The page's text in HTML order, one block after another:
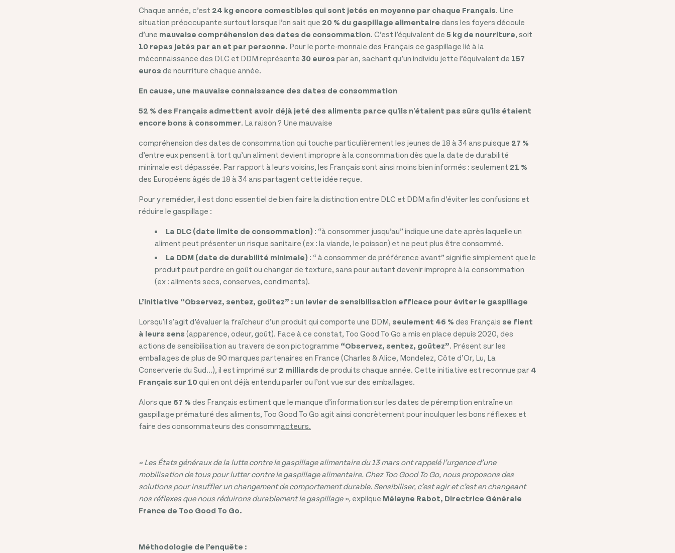
Chaque année, c’est 24 kg encore comestibles qui sont jetés en moyenne par chaque Français. Une
situation préoccupante surtout lorsque l’on sait que 20 % du gaspillage alimentaire dans les foyers découle
d’une mauvaise compréhension des dates de consommation. C’est l’équivalent de 5 kg de nourriture, soit
10 repas jetés par an et par personne. Pour le porte-monnaie des Français ce gaspillage lié à la
méconnaissance des DLC et DDM représente 30 euros par an, sachant qu’un individu jette l’équivalent de 157
euros de nourriture chaque année.
En cause, une mauvaise connaissance des dates de consommation
52 % des Français admettent avoir déjà jeté des aliments parce qu'ils n'étaient pas sûrs qu'ils étaient
encore bons à consommer. La raison ? Une mauvaise
compréhension des dates de consommation qui touche particulièrement les jeunes de 18 à 34 ans puisque 27 %
d’entre eux pensent à tort qu’un aliment devient impropre à la consommation dès que la date de durabilité
minimale est dépassée. Par rapport à leurs voisins, les Français sont ainsi moins bien informés : seulement 21 %
des Européens âgés de 18 à 34 ans partagent cette idée reçue.
Pour y remédier, il est donc essentiel de bien faire la distinction entre DLC et DDM afin d’éviter les confusions et
réduire le gaspillage :
La DLC (date limite de consommation) : “à consommer jusqu’au” indique une date après laquelle un
aliment peut présenter un risque sanitaire (ex : la viande, le poisson) et ne peut plus être consommé.
La DDM (date de durabilité minimale) : “ à consommer de préférence avant” signifie simplement que le
produit peut perdre en goût ou changer de texture, sans pour autant devenir impropre à la consommation
(ex : aliments secs, conserves, condiments).
L’initiative “Observez, sentez, goûtez” : un levier de sensibilisation efficace pour éviter le gaspillage
Lorsqu'il s'agit d’évaluer la fraîcheur d’un produit qui comporte une DDM, seulement 46 % des Français se fient
à leurs sens (apparence, odeur, goût). Face à ce constat, Too Good To Go a mis en place depuis 2020, des
actions de sensibilisation au travers de son pictogramme “Observez, sentez, goûtez”. Présent sur les
emballages de plus de 90 marques partenaires en France (Charles & Alice, Mondelez, Côte d’Or, Lu, La
Conserverie du Sud…), il est imprimé sur 2 milliards de produits chaque année. Cette initiative est reconnue par 4
Français sur 10 qui en ont déjà entendu parler ou l’ont vue sur des emballages.
Alors que 67 % des Français estiment que le manque d’information sur les dates de péremption entraîne un
gaspillage prématuré des aliments, Too Good To Go agit ainsi concrètement pour inculquer les bons réflexes et
faire des consommateurs des consommacteurs.
« Les États généraux de la lutte contre le gaspillage alimentaire du 13 mars ont rappelé l’urgence d’une
mobilisation de tous pour lutter contre le gaspillage alimentaire. Chez Too Good To Go, nous proposons des
solutions pour insuffler un changement de comportement durable. Sensibiliser, c’est agir et c’est en changeant
nos réflexes que nous réduirons durablement le gaspillage », explique Méleyne Rabot, Directrice Générale
France de Too Good To Go.
Méthodologie de l’enquête :